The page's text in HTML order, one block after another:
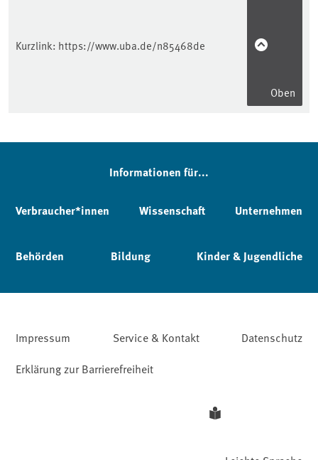
Kurzlink: https://www.uba.de/n85468de
Oben
Informationen für...
Verbraucher*innen Wissenschaft Unternehmen
Behörden Bildung Kinder & Jugendliche
Impressum Service & Kontakt
Datenschutz
Erklärung zur Barrierefreiheit